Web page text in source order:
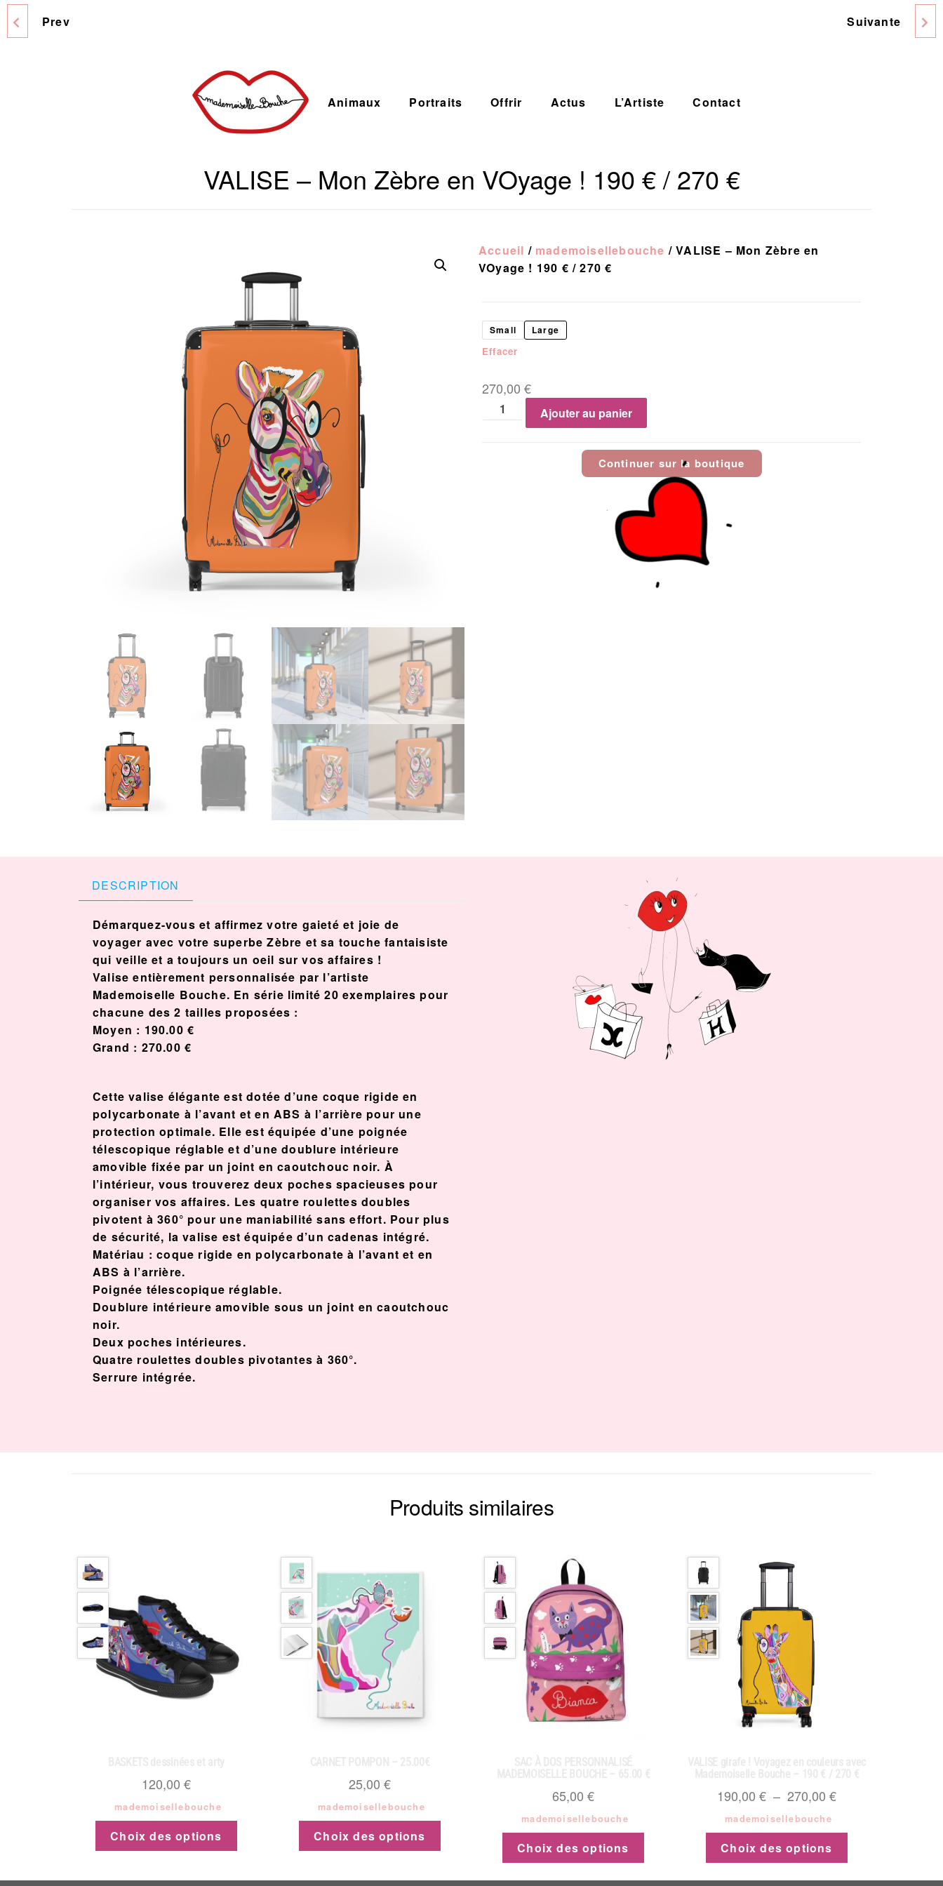
VALISE GIRAFE !
Prev LEGGING BOUCHE
Suivante
Animaux Portraits Offrir Actus L’Artiste Contact
VALISE – Mon Zèbre en VOyage ! 190 € / 270 €
Accueil / mademoisellebouche / VALISE – Mon Zèbre en
VOyage ! 190 € / 270 €
Small Large
Effacer
270,00 €
Ajouter au panier
Continuer sur la boutique
DESCRIPTION
Démarquez-vous et affirmez votre gaieté et joie de
voyager avec votre superbe Zèbre et sa touche fantaisiste
qui veille et a toujours un oeil sur vos affaires !
Valise entièrement personnalisée par l’artiste
Mademoiselle Bouche. En série limité 20 exemplaires pour
chacune des 2 tailles proposées :
Moyen : 190.00 €
Grand : 270.00 €
Cette valise élégante est dotée d’une coque rigide en
polycarbonate à l’avant et en ABS à l’arrière pour une
protection optimale. Elle est équipée d’une poignée
télescopique réglable et d’une doublure intérieure
amovible fixée par un joint en caoutchouc noir. À
l’intérieur, vous trouverez deux poches spacieuses pour
organiser vos affaires. Les quatre roulettes doubles
pivotent à 360° pour une maniabilité sans effort. Pour plus
de sécurité, la valise est équipée d’un cadenas intégré.
Matériau : coque rigide en polycarbonate à l’avant et en
ABS à l’arrière.
Poignée télescopique réglable.
Doublure intérieure amovible sous un joint en caoutchouc
noir.
Deux poches intérieures.
Quatre roulettes doubles pivotantes à 360°.
Serrure intégrée.
Produits similaires
120,00 €
mademoisellebouche
Choix des options
25,00 €
mademoisellebouche
Choix des options
65,00 €
mademoisellebouche
Choix des options
190,00 € – 270,00 €
mademoisellebouche
Choix des options